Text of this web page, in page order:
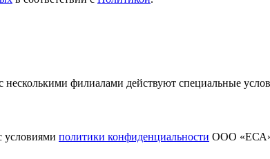
несколькими филиалами действуют специальные
условиями политики конфиденциальности ООО